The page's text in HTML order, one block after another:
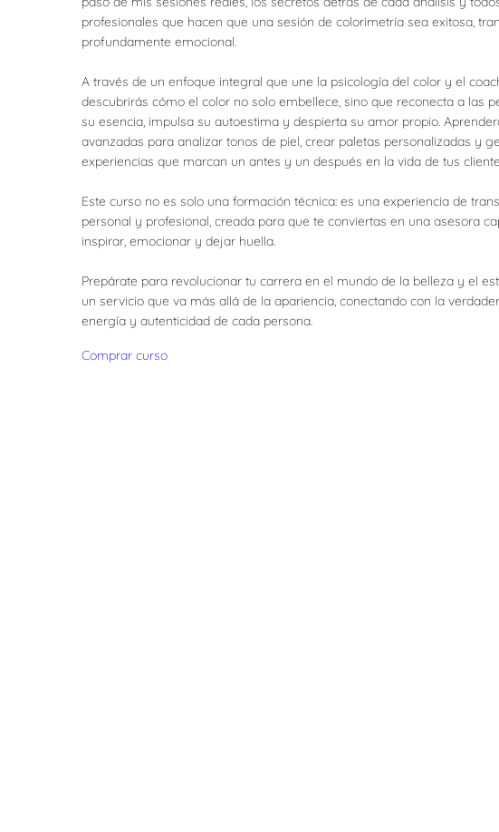
profesionales que hacen que una sesión de colorimetría sea exitosa,
profundamente emocional.
A través de un enfoque integral que une la psicología del color y el
descubrirás cómo el color no solo embellece, sino que reconecta a las
su esencia, impulsa su autoestima y despierta su amor propio.
avanzadas para analizar tonos de piel, crear paletas personalizadas y
experiencias que marcan un antes y un después en la vida de tus
Este curso no es solo una formación técnica: es una experiencia de
personal y profesional, creada para que te conviertas en una asesora
inspirar, emocionar y dejar huella.
Prepárate para revolucionar tu carrera en el mundo de la belleza y el
un servicio que va más allá de la apariencia, conectando con la
energía y autenticidad de cada persona.
Comprar curso